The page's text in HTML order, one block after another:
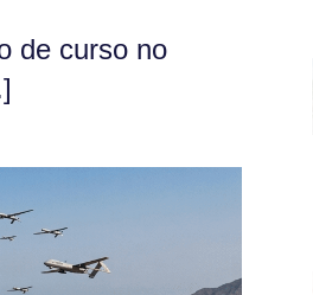
de curso no